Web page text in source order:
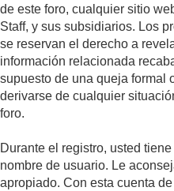
de este foro, cualquier sitio
Staff, y sus subsidiarios. Los
se reservan el derecho a
información relacionada
supuesto de una queja formal
derivarse de cualquier
foro.
Durante el registro, usted
nombre de usuario. Le
apropiado. Con esta cuenta